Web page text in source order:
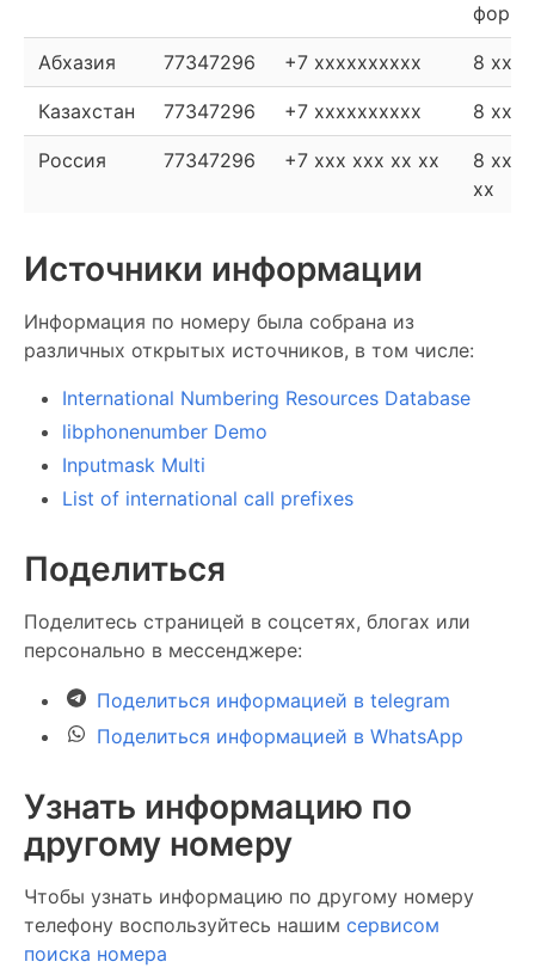
Абхазия 77347296 +7 xxxxxxxxxx 8
Казахстан 77347296 +7 xxxxxxxxxx 8
Россия 77347296 +7 xxx xxx xx xx
8 xxx
xx
Источники информации
Информация по номеру была собрана из
различных открытых источников, в том числе:
International Numbering Resources Database
libphonenumber Demo
Inputmask Multi
List of international call prefixes
Поделиться
Поделитесь страницей в соцсетях, блогах или
персонально в мессенджере:
Поделиться информацией в telegram
Поделиться информацией в WhatsApp
Узнать информацию по
другому номеру
Чтобы узнать информацию по другому номеру
телефону воспользуйтесь нашим сервисом
поиска номера